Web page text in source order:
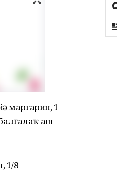
маргарин, 1
аш
1/8